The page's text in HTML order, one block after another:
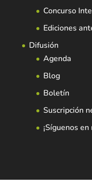
Concurso
Ediciones
Difusión
Agenda
Blog
Boletín
Suscripción
¡Síguenos